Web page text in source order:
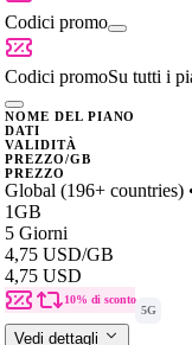
Codici promo
Codici promoSu tutti i
NOME DEL PIANO
DATI
VALIDITÀ
PREZZO/GB
PREZZO
Global (196+ countries)
1GB
5 Giorni
4,75 USD/GB
4,75 USD
10% di sconto
5G
Vedi dettagli